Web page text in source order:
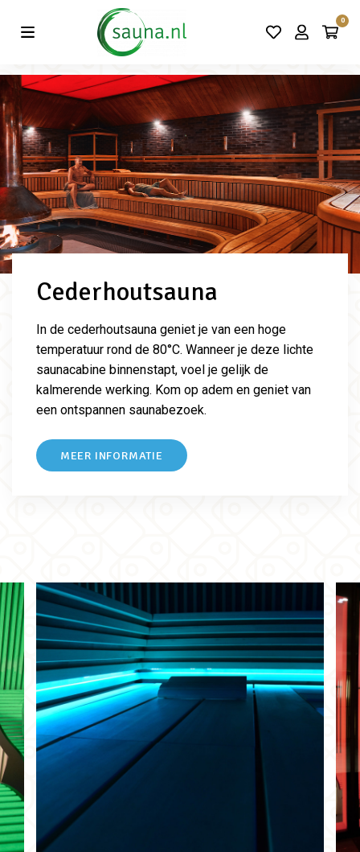
0
Vind de beste acties in één klik!
Cederhoutsauna
In de cederhoutsauna geniet je van een hoge
temperatuur rond de 80°C. Wanneer je deze lichte
saunacabine binnenstapt, voel je gelijk de
kalmerende werking. Kom op adem en geniet van
een ontspannen saunabezoek.
MEER INFORMATIE